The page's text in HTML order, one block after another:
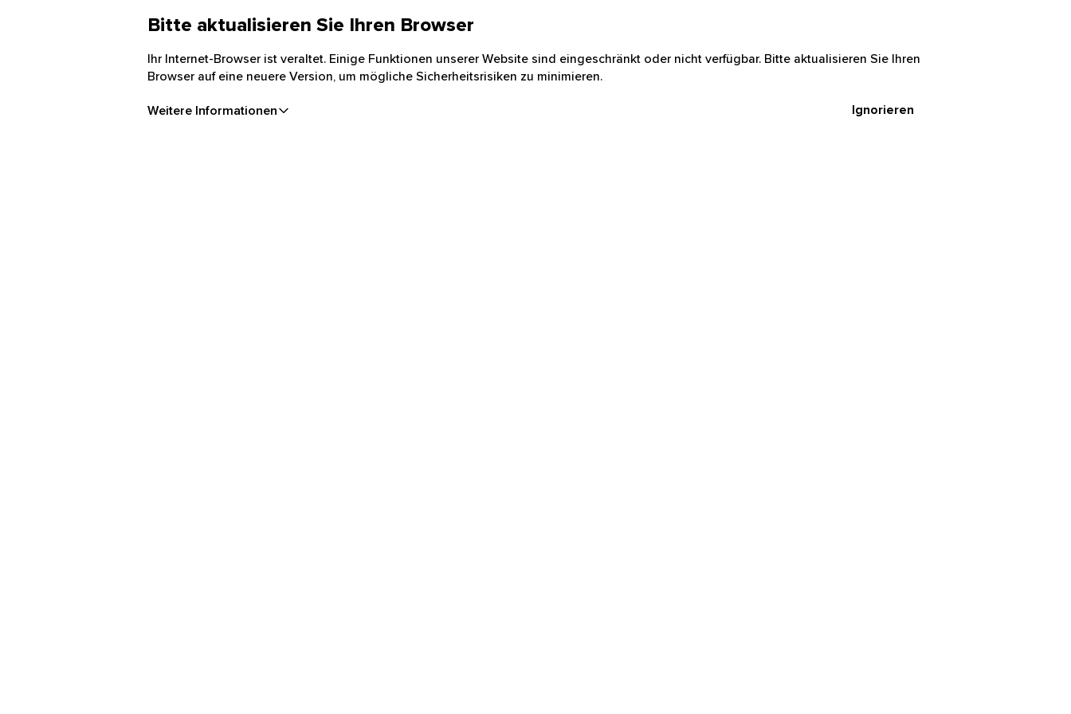
Bitte aktualisieren Sie Ihren Browser
Ihr Internet-Browser ist veraltet. Einige Funktionen unserer Website sind eingeschränkt oder nicht verfügbar. Bitte aktualisieren Sie Ihren
Browser auf eine neuere Version, um mögliche Sicherheitsrisiken zu minimieren.
Weitere Informationen Ignorieren